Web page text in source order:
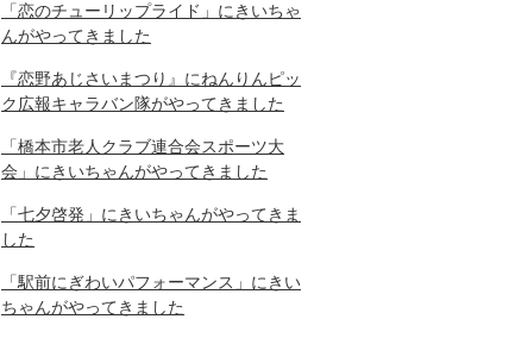
「恋のチューリップライド」にきいちゃ
んがやってきました
『恋野あじさいまつり』にねんりんピッ
ク広報キャラバン隊がやってきました
「橋本市老人クラブ連合会スポーツ大
会」にきいちゃんがやってきました
「七夕啓発」にきいちゃんがやってきま
した
「駅前にぎわいパフォーマンス」にきい
ちゃんがやってきました